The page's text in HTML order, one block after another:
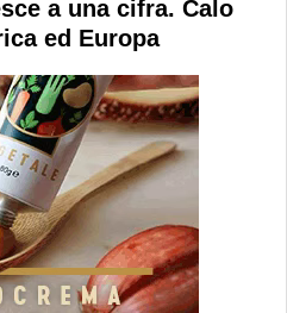
a una cifra. Calo
ed Europa